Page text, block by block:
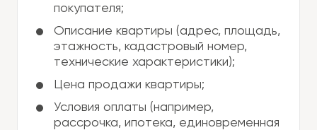
покупателя;
Описание квартиры (адрес, площадь,
этажность, кадастровый номер,
технические характеристики);
Цена продажи квартиры;
Условия оплаты (например,
рассрочка, ипотека, единовременная